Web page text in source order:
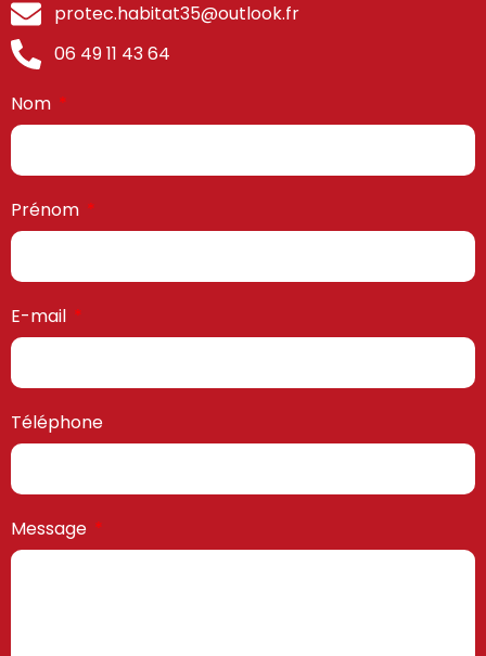
protec.habitat35@outlook.fr
06 49 11 43 64
Nom
Prénom
E-mail
Téléphone
Message